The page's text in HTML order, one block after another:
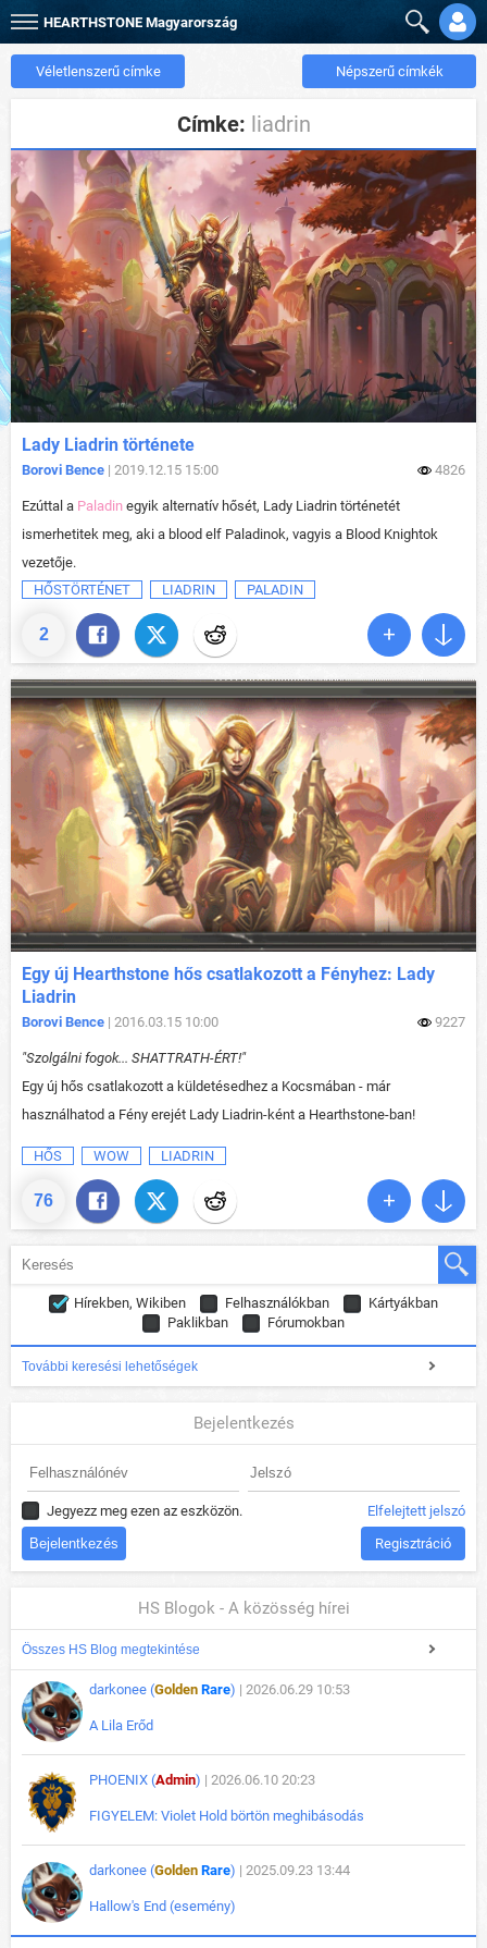
HEARTHSTONE Magyarország
Véletlenszerű címke Népszerű címkék
Címke: liadrin
2
Lady Liadrin története
Borovi Bence | 2019.12.15 15:00 4826
Ezúttal a Paladin egyik alternatív hősét, Lady Liadrin történetét
ismerhetitek meg, aki a blood elf Paladinok, vagyis a Blood Knightok
vezetője.
HŐSTÖRTÉNET
LIADRIN PALADIN
76
Egy új Hearthstone hős csatlakozott a Fényhez: Lady
Liadrin
Borovi Bence | 2016.03.15 10:00 9227
"Szolgálni fogok... SHATTRATH-ÉRT!"
Egy új hős csatlakozott a küldetésedhez a Kocsmában - már
használhatod a Fény erejét Lady Liadrin-ként a Hearthstone-ban!
HŐS WOW LIADRIN
Hírekben, Wikiben Felhasználókban
Kártyákban
Paklikban
Fórumokban
További keresési lehetőségek
Bejelentkezés
Jegyezz meg ezen az eszközön. Elfelejtett jelszó
Regisztráció
HS Blogok - A közösség hírei
Összes HS Blog megtekintése
darkonee (Golden Rare) | 2026.06.29 10:53
A Lila Erőd
PHOENIX (Admin) | 2026.06.10 20:23
FIGYELEM: Violet Hold börtön meghibásodás
darkonee (Golden Rare) | 2025.09.23 13:44
Hallow's End (esemény)